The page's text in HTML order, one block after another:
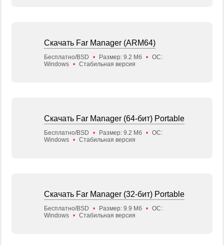
Скачать Far Manager (ARM64)
Бесплатно/BSD • Размер: 9.2 Мб • ОС:
Windows • Стабильная версия
Скачать Far Manager (64-бит) Portable
Бесплатно/BSD • Размер: 9.2 Мб • ОС:
Windows • Стабильная версия
Скачать Far Manager (32-бит) Portable
Бесплатно/BSD • Размер: 9.9 Мб • ОС:
Windows • Стабильная версия